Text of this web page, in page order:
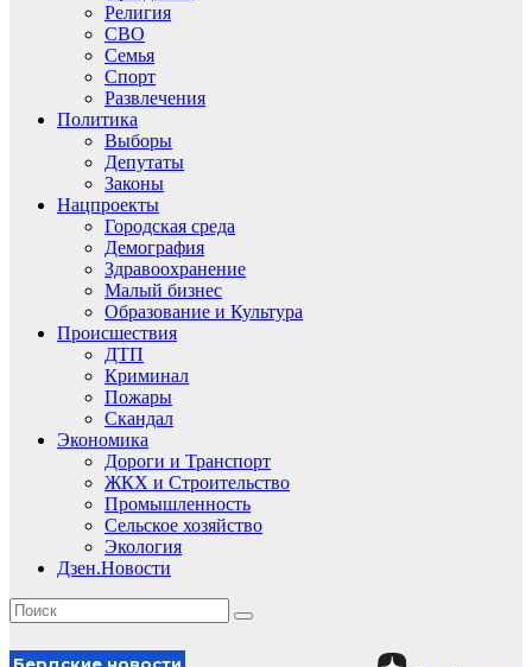
Религия
СВО
Семья
Спорт
Развлечения
Политика
Выборы
Депутаты
Законы
Нацпроекты
Городская среда
Демография
Здравоохранение
Малый бизнес
Образование и Культура
Происшествия
ДТП
Криминал
Пожары
Скандал
Экономика
Дороги и Транспорт
ЖКХ и Строительство
Промышленность
Сельское хозяйство
Экология
Дзен.Новости